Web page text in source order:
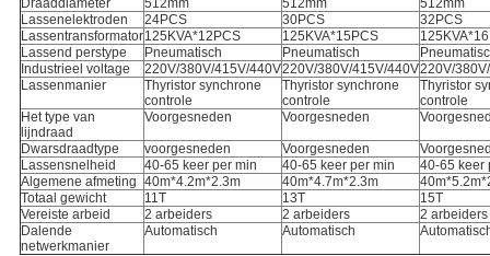
Draaddiameter
512mm 512mm
512mm
Lassenelektroden
24PCS 30PCS
32PCS
Lassentransformator125KVA*12PCS 125KVA*15PCS
Lassend perstype
Pneumatisch Pneumatisch
Industrieel voltage
220V/380V/415V/440V220V/380V/415V/440V220V/
Lassenmanier
Thyristor synchrone
controle
Thyristor synchrone
controle
Thyristor
controle
Het type van
lijndraad
Voorgesneden Voorgesneden
Dwarsdraadtype voorgesneden Voorgesneden
Lassensnelheid
40-65 keer per min 40-65 keer per min
40-65 keer
Algemene afmeting 40m*4.2m*2.3m 40m*4.7m*2.3m
Totaal gewicht
11T 13T
15T
Vereiste arbeid
2 arbeiders 2 arbeiders
2 arbeiders
Dalende
netwerkmanier
Automatisch Automatisch